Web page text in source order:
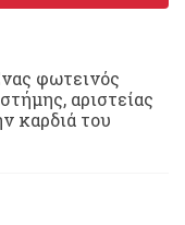
φωτεινός
αριστείας
καρδιά του